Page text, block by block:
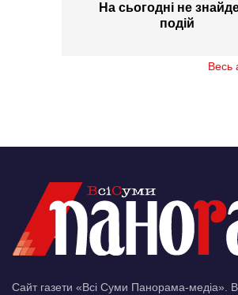
На сьогодні не
подій
Весь
Сайт газети «Всі Суми Панорама-медіа».